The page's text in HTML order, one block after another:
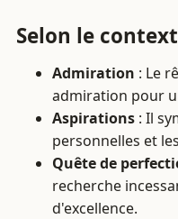
Selon le
Admiration : Le
admiration pour
Aspirations : Il
personnelles et
Quête de
recherche
d'excellence.